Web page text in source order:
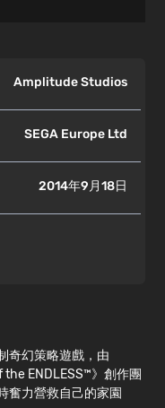
Amplitude Studios
SEGA Europe Ltd
2014年9月18日
奇幻策略遊戲，由
the ENDLESS™》創作團
奮力營救自己的家園